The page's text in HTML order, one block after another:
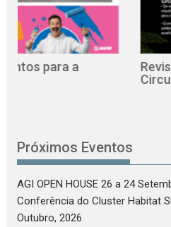
Revista nº 216 ||
Circular na
Próximos Eventos
AGI OPEN HOUSE 26 a 24
Conferência do Cluster Habitat
Outubro, 2026